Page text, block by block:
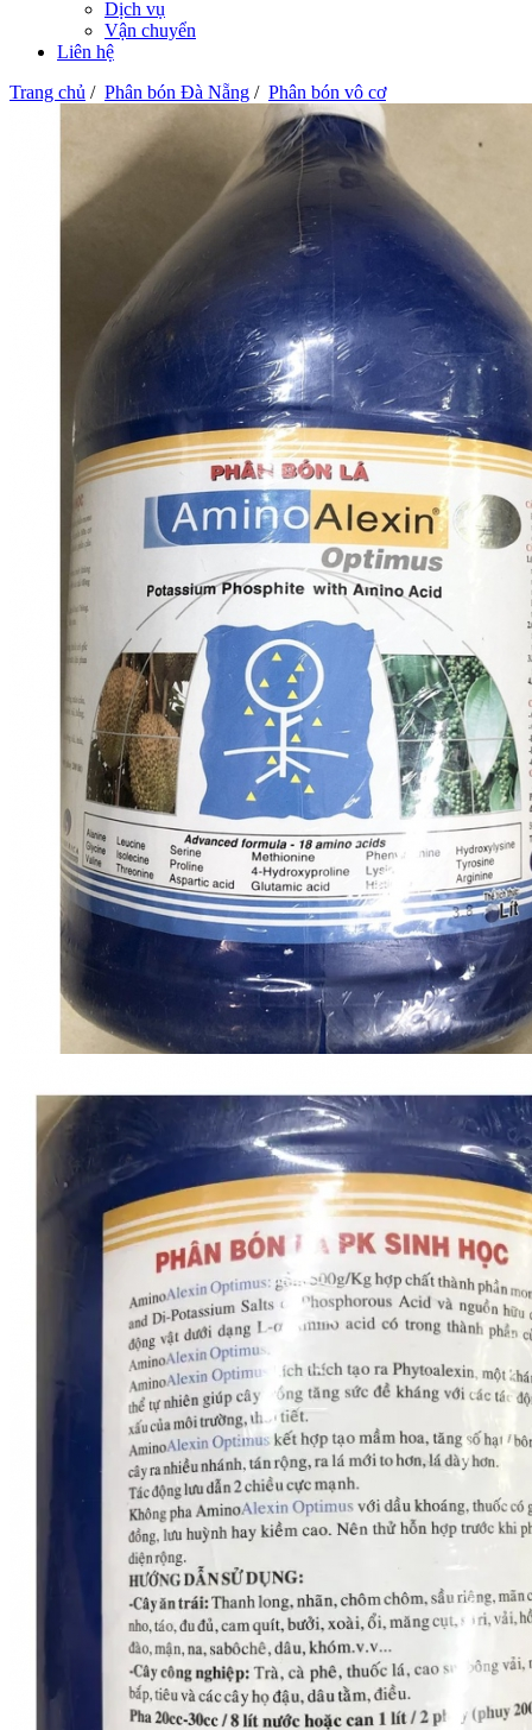
Dịch vụ
Vận chuyển
Liên hệ
Trang chủ / Phân bón Đà Nẵng / Phân bón vô cơ